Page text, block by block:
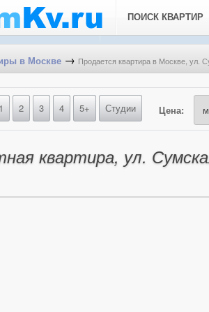
ПОИСК КВАРТИР
в Москве → Продается квартира в Москве, ул.
1 2 3 4 5+ Студии Цена:
квартира, ул.